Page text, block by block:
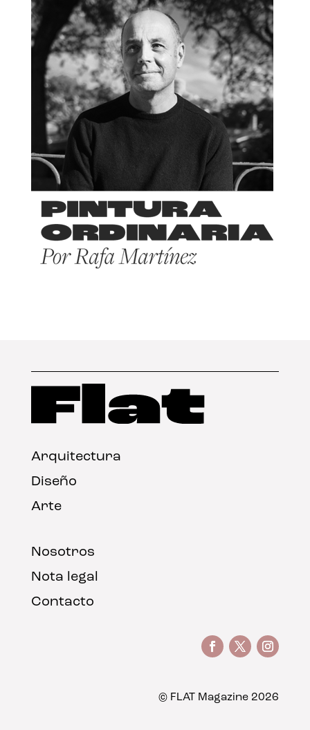
Arquitectura
Diseño
Arte
Nosotros
Nota legal
Contacto
© FLAT Magazine 2026